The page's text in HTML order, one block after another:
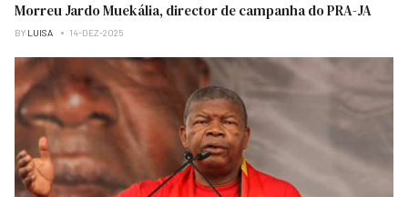
Morreu Jardo Muekália, director de campanha do PRA-JA
BY LUISA 14-DEZ-2025